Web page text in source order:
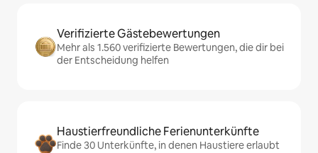
Verifizierte Gästebewertungen
Mehr als 1.560 verifizierte Bewertungen, die dir bei
der Entscheidung helfen
Haustierfreundliche Ferienunterkünfte
Finde 30 Unterkünfte, in denen Haustiere erlaubt